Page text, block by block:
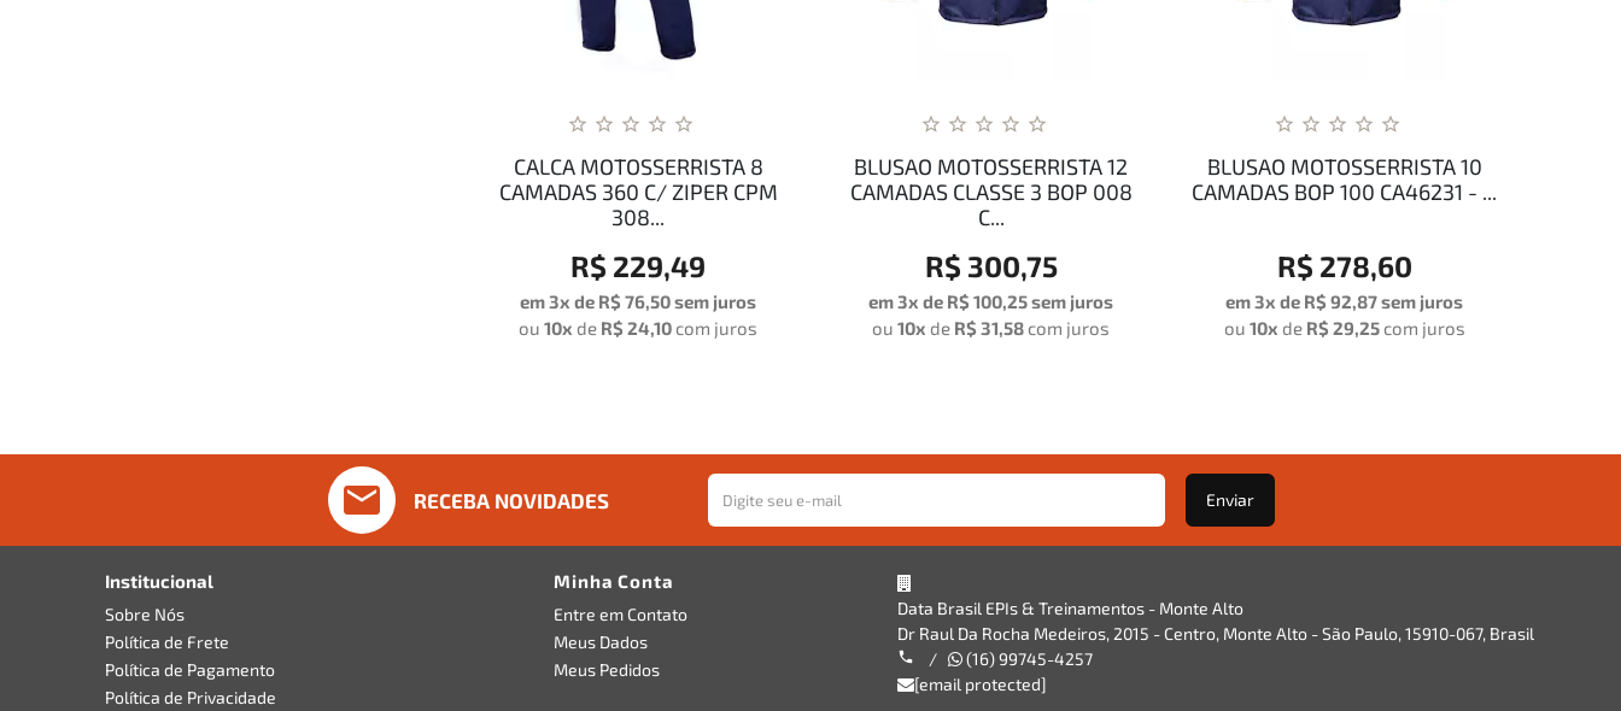
CALCA MOTOSSERRISTA 8
CAMADAS 360 C/ ZIPER CPM
308...
R$ 229,49
em 3x de R$ 76,50sem juros
ou10x de R$ 24,10 com juros
BLUSAO MOTOSSERRISTA 12
CAMADAS CLASSE 3 BOP 008
C...
R$ 300,75
em 3x de R$ 100,25sem juros
ou10x de R$ 31,58 com juros
BLUSAO MOTOSSERRISTA 10
CAMADAS BOP 100 CA46231 - ...
R$ 278,60
em 3x de R$ 92,87sem juros
ou 10x de R$ 29,25 com juros
RECEBA NOVIDADES Enviar
Institucional
Sobre Nós
Política de Frete
Política de Pagamento
Política de Privacidade
Minha Conta
Entre em Contato
Meus Dados
Meus Pedidos
Data Brasil EPIs & Treinamentos - Monte Alto
Dr Raul Da Rocha Medeiros, 2015 - Centro, Monte Alto - São Paulo, 15910-067, Brasil
/
(16) 99745-4257
[email protected]